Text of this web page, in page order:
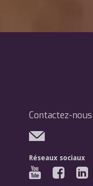
Contactez-nous
Réseaux sociaux